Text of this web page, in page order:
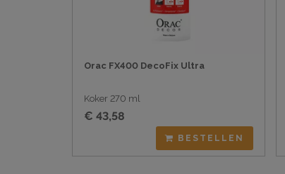
Orac FX400 DecoFix Ultra
Koker 270 ml
€ 43,58
BESTELLEN